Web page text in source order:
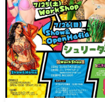
申し込みスタートです
Show 】 Guest
[…]